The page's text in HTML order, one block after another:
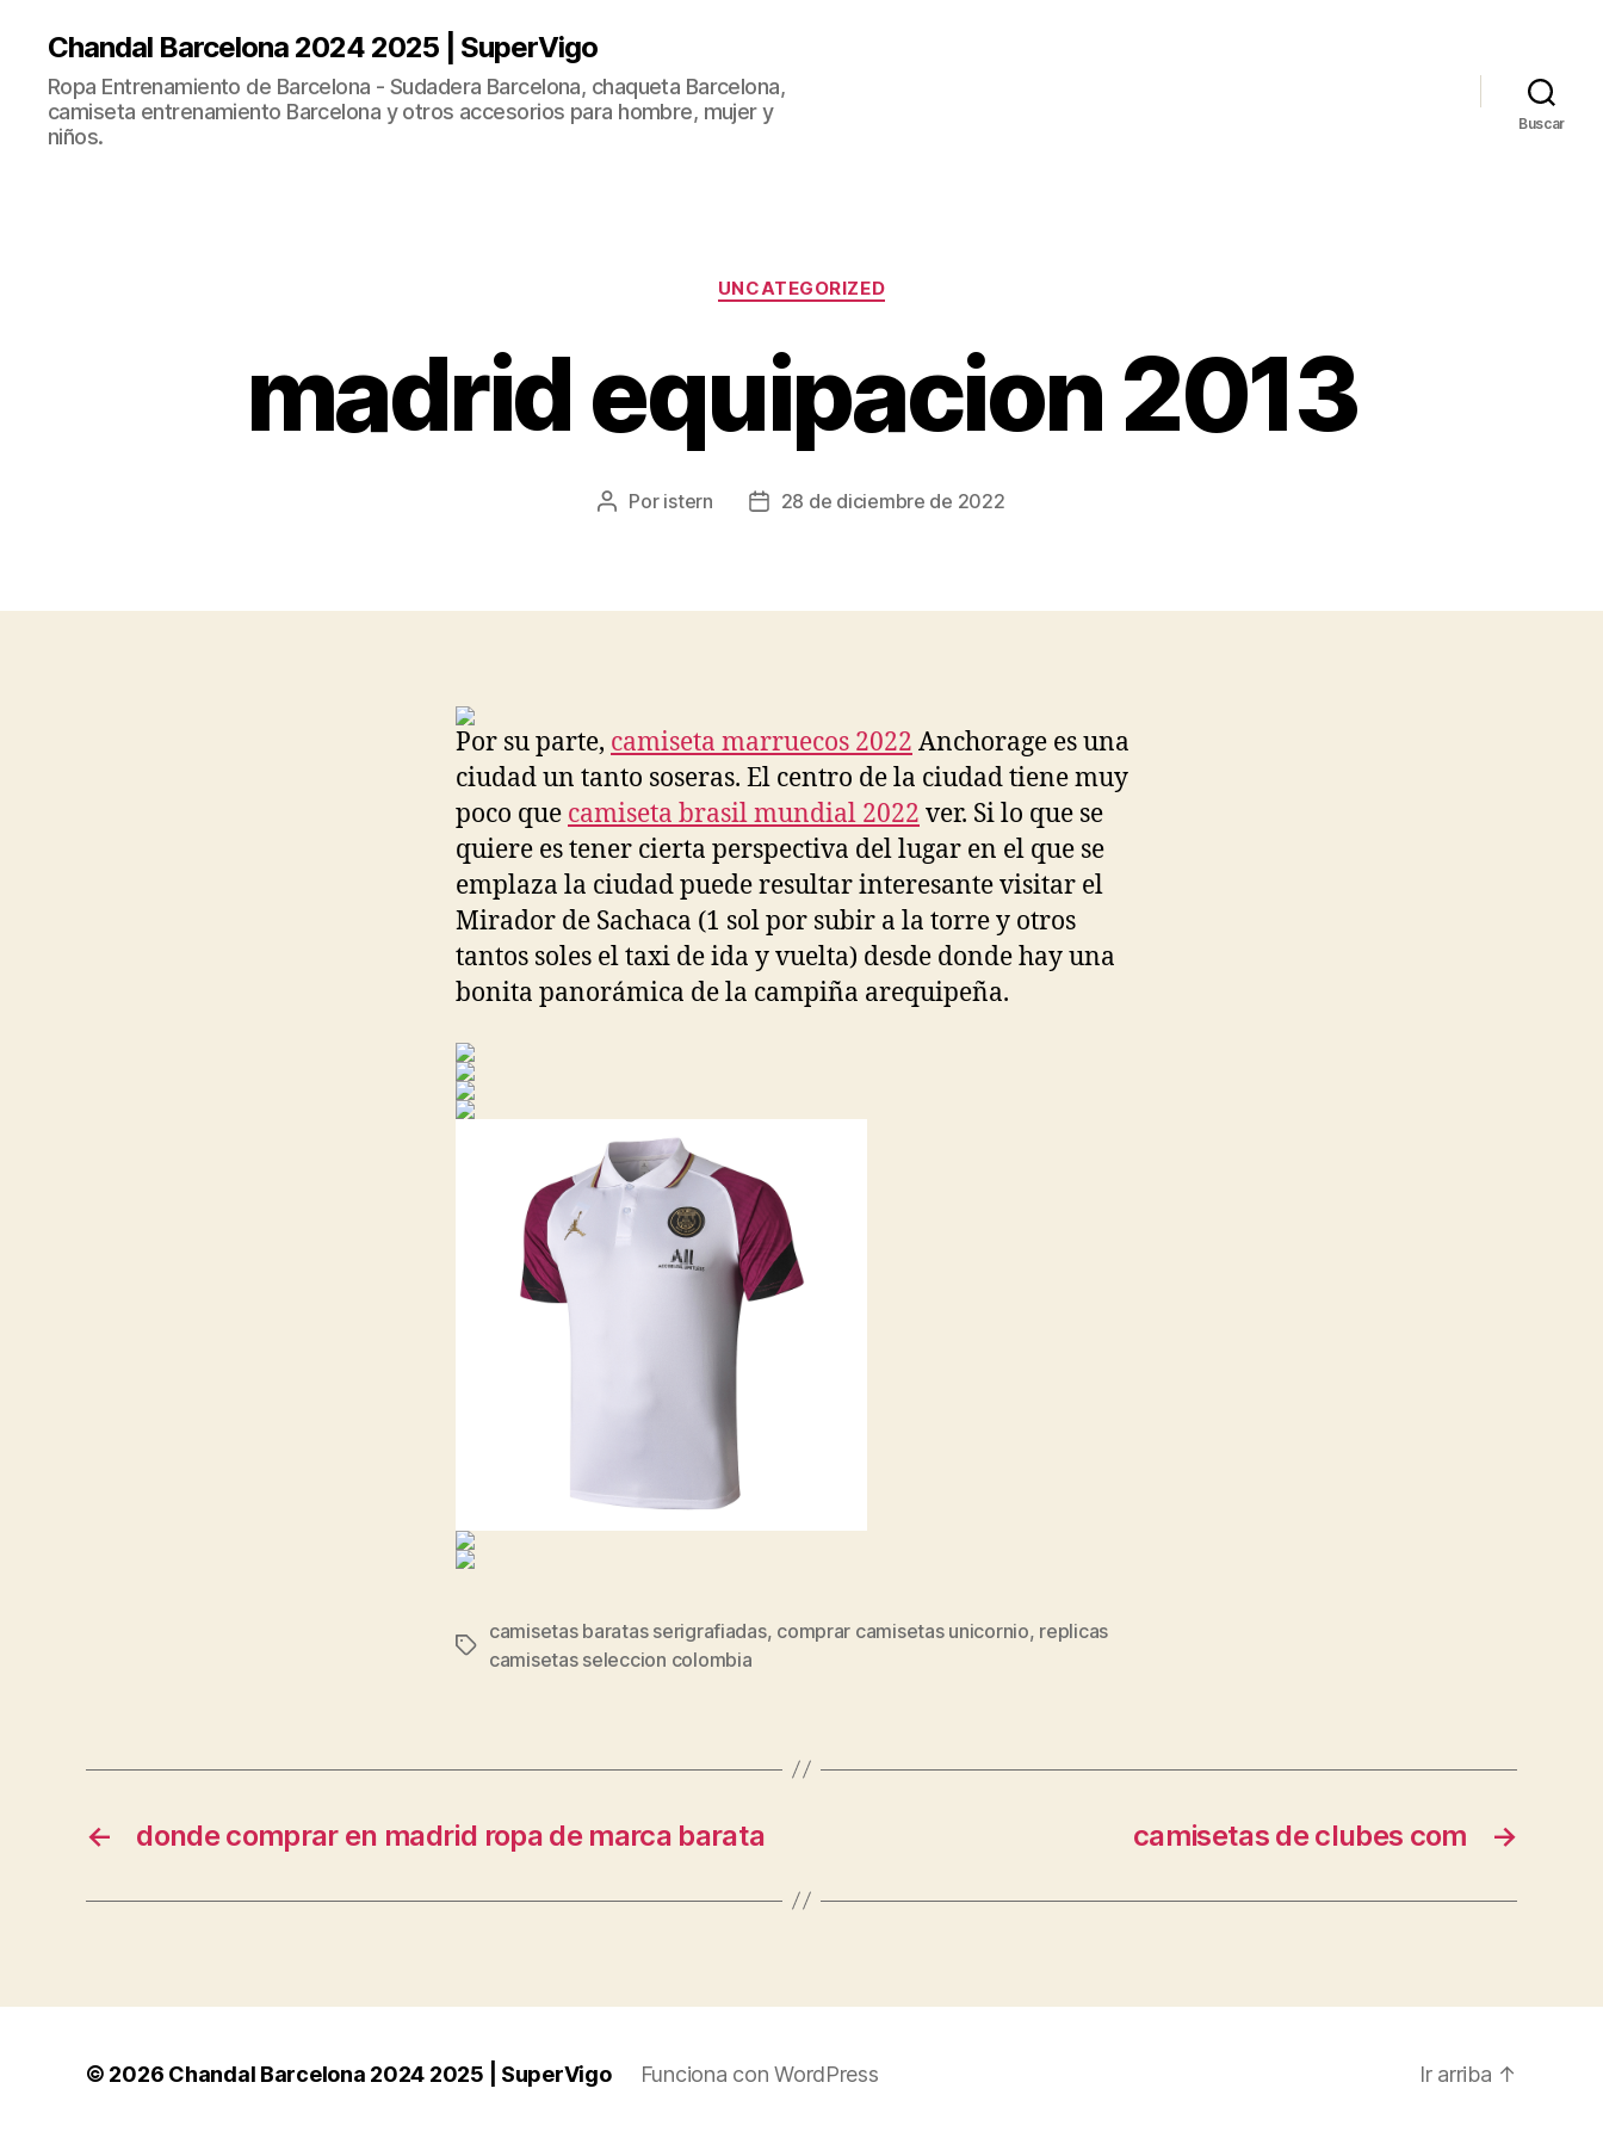
Chandal Barcelona 2024 2025 | SuperVigo
Ropa Entrenamiento de Barcelona - Sudadera Barcelona, chaqueta Barcelona,
camiseta entrenamiento Barcelona y otros accesorios para hombre, mujer y
niños.
Buscar
Categorías
UNCATEGORIZED
madrid equipacion 2013
Autor
Por istern
Fecha28 de diciembre de 2022
Por su parte, camiseta marruecos 2022 Anchorage es una
ciudad un tanto soseras. El centro de la ciudad tiene muy
poco que camiseta brasil mundial 2022 ver. Si lo que se
quiere es tener cierta perspectiva del lugar en el que se
emplaza la ciudad puede resultar interesante visitar el
Mirador de Sachaca (1 sol por subir a la torre y otros
tantos soles el taxi de ida y vuelta) desde donde hay una
bonita panorámica de la campiña arequipeña.
Etiquetas
camisetas baratas serigrafiadas, comprar camisetas unicornio, replicas
camisetas seleccion colombia
← donde comprar en madrid ropa de marca barata →
camisetas de clubes com
© 2026 Chandal Barcelona 2024 2025 | SuperVigo Funciona con WordPress Ir arriba ↑